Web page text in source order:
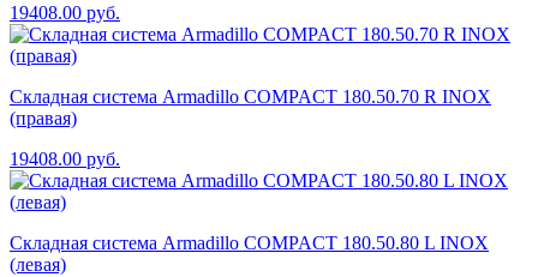
19408.00 руб.
Складная система Armadillo COMPACT 180.50.70 R INOX
(правая)
19408.00 руб.
Складная система Armadillo COMPACT 180.50.80 L INOX
(левая)